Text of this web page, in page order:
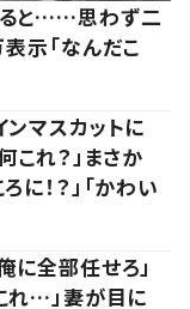
と……思わず二
示「なんだこ
マスカットに
これ？」まさか
！？」「かわい
全部任せろ」
れ…」妻が目に